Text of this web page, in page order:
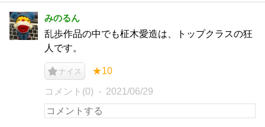
みのるん
乱歩作品の中でも柾木愛造は、トップクラスの狂
人です。
ナイス ★10
コメント(0) 2021/06/29